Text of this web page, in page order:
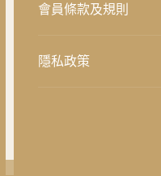
會員條款及規則
隱私政策